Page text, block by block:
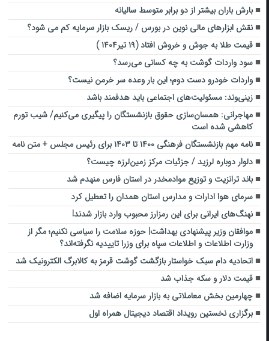
بارش باران بیشتر از دو برابر متوسط سالیانه
نقش ابزارهای مالی نوین در بورس / ریسک بازار سرمایه کم می شود؟
قیمت طلا به جوش و خروش افتاد (۱۹ تیر۱۴۰۴ )
سود واردات گوشت به چه کسانی می‌رسد؟
واردات خودرو دست دوم؛ این بار وعده سر خرمن نیست؟
زینی‌وند: مسئولیت‌های اجتماعی باید هدفمند باشد
مهاجرانی: همسان‌سازی حقوق بازنشستگان را پیگیری می‌کنیم/ شیب تورم
کاهشی شده است
نامه مهم بازنشستگان فرهنگی ۱۴۰۰ تا ۱۴۰۳ برای رئیس مجلس + متن نامه
دلوار دوباره لرزید / جزئیات مرکز زمین‌لرزه چیست؟
باند ترانزیت و توزیع موادمخدر در استان فارس منهدم شد
سرمای هوا ادارات و مدارس استان همدان را تعطیل کرد
نهنگ‌های ایرانی برای این رمزارز محبوب وارد بازار شدند!
موافقان وزیر پیشنهادی بهداشت| حوزه سلامت را سیاسی نکنیم؛ مگر از
وزارت اطلاعات و اطلاعات سپاه برای وزرا تاییدیه نگرفته‌اند؟
اتحادیه دام سبک خواستار بازگشت گوشت قرمز به کالابرگ الکترونیک شد
قیمت دلار و سکه جذاب شد
چهارمین بخش معاملاتی به بازار سرمایه اضافه‌ شد
برگزاری نخستین رویداد اقتصاد دیجیتال همراه اول